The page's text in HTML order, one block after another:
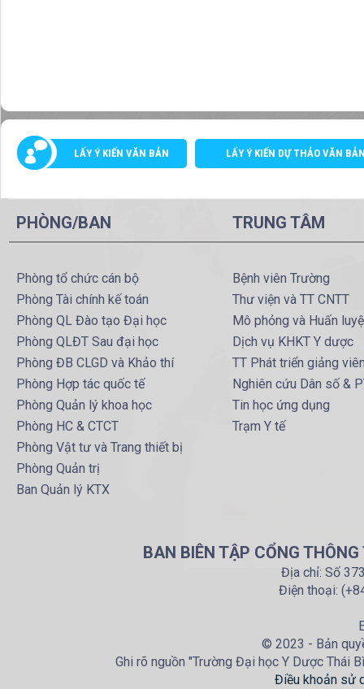
LẤY Ý KIẾN VĂN BẢN LẤY Ý KIẾN DỰ THẢO VĂN
PHÒNG/BAN
Phòng tổ chức cán bộ
Phòng Tài chính kế toán
Phòng QL Đào tạo Đại học
Phòng QLĐT Sau đại học
Phòng ĐB CLGD và Khảo thí
Phòng Hợp tác quốc tế
Phòng Quản lý khoa học
Phòng HC & CTCT
Phòng Vật tư và Trang thiết bị
Phòng Quản trị
Ban Quản lý KTX
TRUNG TÂM
Bệnh viên Trường
Thư viện và TT CNTT
Mô phỏng và Huấn
Dịch vụ KHKT Y dược
TT Phát triển giảng
Nghiên cứu Dân số &
Tin học ứng dụng
Trạm Y tế
BAN BIÊN TẬP CỔNG
Địa chỉ: Số
Điện thoại:
© 2023 - Bản
Ghi rõ nguồn "Trường Đại học Y Dược Thái
Điều khoản sử